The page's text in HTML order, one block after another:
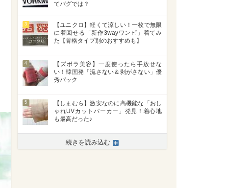
てバグでは？
3
【ユニクロ】軽くて涼しい！一枚で無限
に着回せる「新作3wayワンピ」着てみ
た【骨格タイプ別のおすすめも】
4
【ズボラ美容】一度使ったら手放せな
い！韓国発「流さない＆剥がさない」優
秀パック
5
【しまむら】激安なのに高機能な「おし
ゃれUVカットパーカー」発見！着心地
も最高だった♪
続きを読み込む